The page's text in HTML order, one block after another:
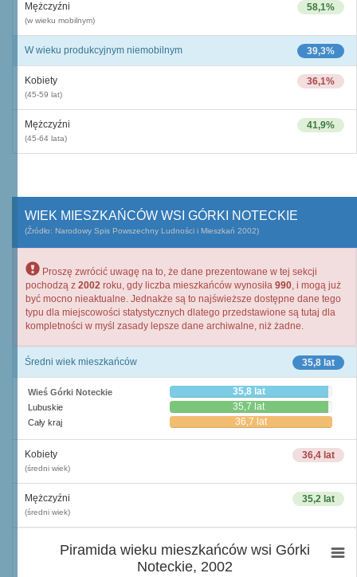
58,1%
Mężczyźni
(w wieku mobilnym)
39,3%
W wieku produkcyjnym niemobilnym
36,1%
Kobiety
(45-59 lat)
41,9%
Mężczyźni
(45-64 lata)
WIEK MIESZKAŃCÓW WSI GÓRKI NOTECKIE
(Źródło: Narodowy Spis Powszechny Ludności i Mieszkań 2002)
Proszę zwrócić uwagę na to, że dane prezentowane w tej sekcji
pochodzą z 2002 roku, gdy liczba mieszkańców wynosiła 990, i mogą już
być mocno nieaktualne. Jednakże są to najświeższe dostępne dane tego
typu dla miejscowości statystycznych dlatego przedstawione są tutaj dla
kompletności w myśl zasady lepsze dane archiwalne, niż żadne.
35,8 lat
Średni wiek mieszkańców
Wieś Górki Noteckie 35,8 lat
Lubuskie 35,7 lat
Cały kraj 36,7 lat
36,4 lat
Kobiety
(średni wiek)
35,2 lat
Mężczyźni
(średni wiek)
Piramida wieku mieszkańców wsi Górki
Noteckie, 2002